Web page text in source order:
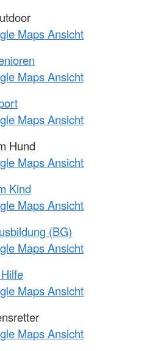
Maps Ansicht
Maps Ansicht
Maps Ansicht
Hund
Maps Ansicht
Kind
Maps Ansicht
(BG)
Maps Ansicht
Maps Ansicht
Maps Ansicht